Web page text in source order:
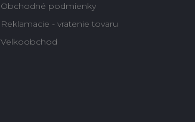
Obchodné podmienky
Reklamacie - vratenie tovaru
Velkoobchod